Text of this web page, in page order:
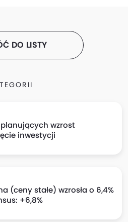
DO LISTY
planujących wzrost
inwestycji
(ceny stałe) wzrosła o 6,4%
+6,8%